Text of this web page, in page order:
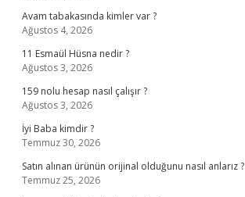
Avam tabakasında kimler var ?
Ağustos 4, 2026
11 Esmaül Hüsna nedir ?
Ağustos 3, 2026
159 nolu hesap nasıl çalışır ?
Ağustos 3, 2026
İyi Baba kimdir ?
Temmuz 30, 2026
Satın alınan ürünün orijinal olduğunu nasıl anlarız ?
Temmuz 25, 2026